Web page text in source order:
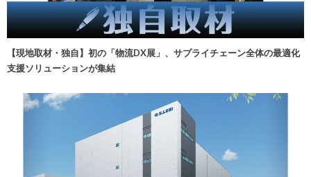
【現地取材・独自】初の「物流DX展」、サプライチェーン全体の最適化
支援ソリューションが集結